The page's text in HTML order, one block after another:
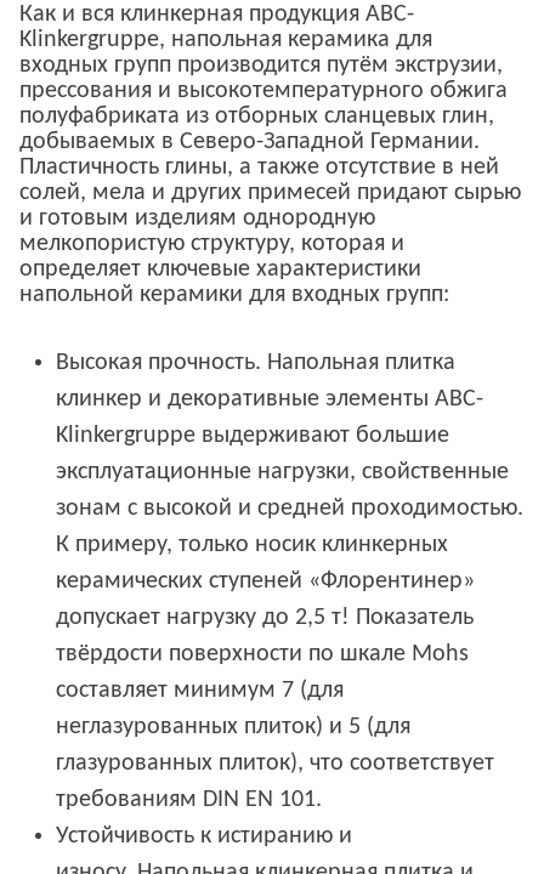
Как и вся клинкерная продукция ABC-
Klinkergruppe, напольная керамика для
входных групп производится путём экструзии,
прессования и высокотемпературного обжига
полуфабриката из отборных сланцевых глин,
добываемых в Северо-Западной Германии.
Пластичность глины, а также отсутствие в ней
солей, мела и других примесей придают сырью
и готовым изделиям однородную
мелкопористую структуру, которая и
определяет ключевые характеристики
напольной керамики для входных групп:
Высокая прочность. Напольная плитка
клинкер и декоративные элементы ABC-
Klinkergruppe выдерживают большие
эксплуатационные нагрузки, свойственные
зонам с высокой и средней проходимостью.
К примеру, только носик клинкерных
керамических ступеней «Флорентинер»
допускает нагрузку до 2,5 т! Показатель
твёрдости поверхности по шкале Mohs
составляет минимум 7 (для
неглазурованных плиток) и 5 (для
глазурованных плиток), что соответствует
требованиям DIN EN 101.
Устойчивость к истиранию и